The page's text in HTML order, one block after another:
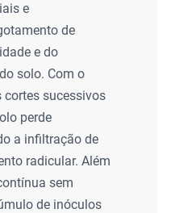
e
de
e do
solo. Com o
cortes sucessivos
perde
a infiltração de
radicular. Além
sem
de inóculos